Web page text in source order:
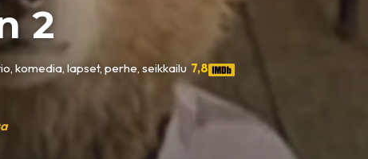
2
komedia, lapset, perhe, seikkailu•7,8